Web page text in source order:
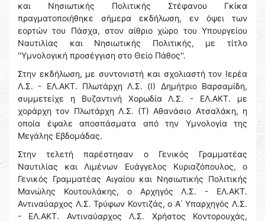
και Νησιωτικής Πολιτικής Στέφανου Γκίκα
πραγματοποιήθηκε σήμερα εκδήλωση, εν όψει των
εορτών του Πάσχα, στον αίθριο χώρο του Υπουργείου
Ναυτιλίας και Νησιωτικής Πολιτικής, με τίτλο
''Υμνολογική προσέγγιση στο Θείο Πάθος''.
Στην εκδήλωση, με συντονιστή και σχολιαστή τον Ιερέα
Λ.Σ. - ΕΛ.ΑΚΤ. Πλωτάρχη Λ.Σ. (Ι) Δημήτριο Βαρσαμίδη,
συμμετείχε η Βυζαντινή Χορωδία Λ.Σ. - ΕΛ.ΑΚΤ. με
χοράρχη τον Πλωτάρχη Λ.Σ. (Τ) Αθανάσιο Ατσαλάκη, η
οποία έψαλε αποσπάσματα από την Υμνολογία της
Μεγάλης Εβδομάδας.
Στην τελετή παρέστησαν ο Γενικός Γραμματέας
Ναυτιλίας και Λιμένων Ευάγγελος Κυριαζόπουλος, ο
Γενικός Γραμματέας Αιγαίου και Νησιωτικής Πολιτικής
Μανώλης Κουτουλάκης, ο Αρχηγός Λ.Σ. - ΕΛ.ΑΚΤ.
Αντιναύαρχος Λ.Σ. Τρύφων Κοντιζάς, ο Α΄ Υπαρχηγός Λ.Σ.
- ΕΛ.ΑΚΤ. Αντιναύαρχος Λ.Σ. Χρήστος Κοντορουχάς,